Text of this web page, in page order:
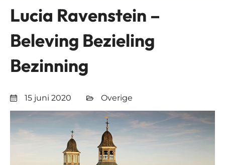
Lucia Ravenstein –
Beleving Bezieling
Bezinning
15 juni 2020 Overige